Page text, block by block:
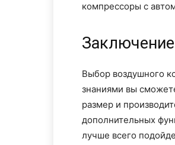
компрессоры с
Заключение
Выбор воздушного
знаниями вы
размер и
дополнительных
лучше всего